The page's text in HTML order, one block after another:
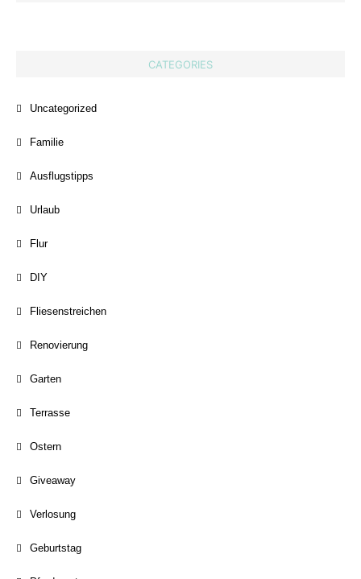
CATEGORIES
Uncategorized
Familie
Ausflugstipps
Urlaub
Flur
DIY
Fliesenstreichen
Renovierung
Garten
Terrasse
Ostern
Giveaway
Verlosung
Geburtstag